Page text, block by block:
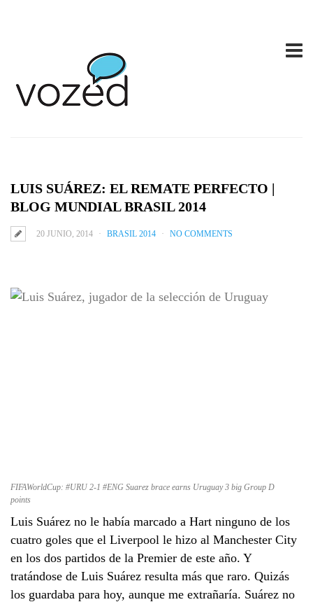
LUIS SUÁREZ: EL REMATE PERFECTO |
BLOG MUNDIAL BRASIL 2014
20 JUNIO, 2014 BRASIL 2014 NO COMMENTS
FIFAWorldCup: #URU 2-1 #ENG Suarez brace earns Uruguay 3 big Group D
points
Luis Suárez no le había marcado a Hart ninguno de los
cuatro goles que el Liverpool le hizo al Manchester City
en los dos partidos de la Premier de este año. Y
tratándose de Luis Suárez resulta más que raro. Quizás
los guardaba para hoy, aunque me extrañaría. Suárez no